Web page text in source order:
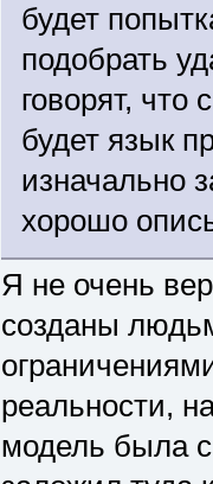
будет
подобрать
говорят, что
будет язык
изначально
хорошо
Я не очень
созданы
реальности,
модель была